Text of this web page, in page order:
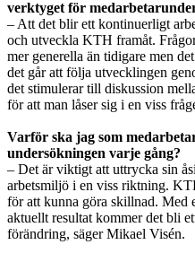
verktyget för
– Att det blir ett kontinuerligt
och utveckla KTH framåt.
mer generella än tidigare men
det går att följa utvecklingen
det stimulerar till diskussion
för att man låser sig i en viss
Varför ska jag som
undersökningen varje gång?
– Det är viktigt att uttrycka sin
arbetsmiljö i en viss riktning.
för att kunna göra skillnad. Med
aktuellt resultat kommer det bli
förändring, säger Mikael Visén.